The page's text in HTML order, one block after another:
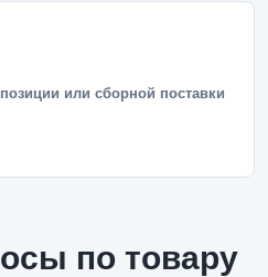
или сборной поставки
по товару